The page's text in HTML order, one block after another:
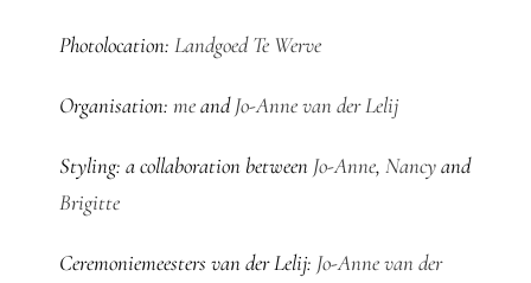
Photolocation: Landgoed Te Werve
Organisation: meandJo-Anne van der Lelij
Styling: a collaboration between Jo-Anne, Nancyand
Brigitte
Ceremoniemeesters van der Lelij: Jo-Anne van der